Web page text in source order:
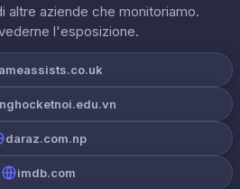
altre aziende che monitoriamo.
l'esposizione.
daraz.com.np
imdb.com